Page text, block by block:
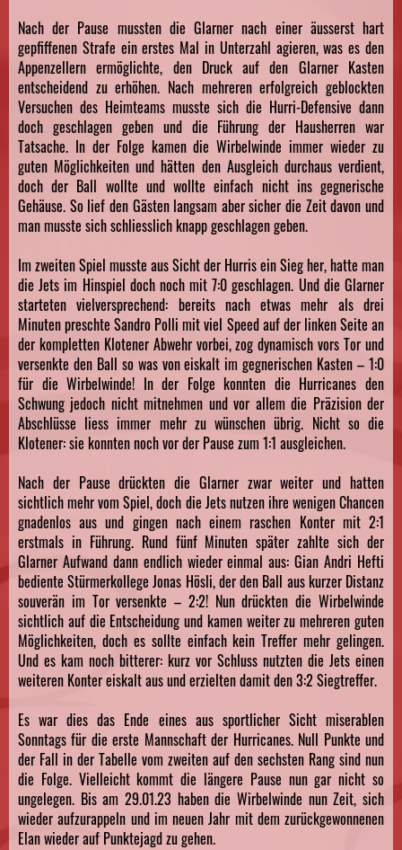
Nach der Pause mussten die Glarner nach einer äusserst hart
gepfiffenen Strafe ein erstes Mal in Unterzahl agieren, was es den
Appenzellern ermöglichte, den Druck auf den Glarner Kasten
entscheidend zu erhöhen. Nach mehreren erfolgreich geblockten
Versuchen des Heimteams musste sich die Hurri-Defensive dann
doch geschlagen geben und die Führung der Hausherren war
Tatsache. In der Folge kamen die Wirbelwinde immer wieder zu
guten Möglichkeiten und hätten den Ausgleich durchaus verdient,
doch der Ball wollte und wollte einfach nicht ins gegnerische
Gehäuse. So lief den Gästen langsam aber sicher die Zeit davon und
man musste sich schliesslich knapp geschlagen geben.
Im zweiten Spiel musste aus Sicht der Hurris ein Sieg her, hatte man
die Jets im Hinspiel doch noch mit 7:0 geschlagen. Und die Glarner
starteten vielversprechend: bereits nach etwas mehr als drei
Minuten preschte Sandro Polli mit viel Speed auf der linken Seite an
der kompletten Klotener Abwehr vorbei, zog dynamisch vors Tor und
versenkte den Ball so was von eiskalt im gegnerischen Kasten – 1:0
für die Wirbelwinde! In der Folge konnten die Hurricanes den
Schwung jedoch nicht mitnehmen und vor allem die Präzision der
Abschlüsse liess immer mehr zu wünschen übrig. Nicht so die
Klotener: sie konnten noch vor der Pause zum 1:1 ausgleichen.
Nach der Pause drückten die Glarner zwar weiter und hatten
sichtlich mehr vom Spiel, doch die Jets nutzen ihre wenigen Chancen
gnadenlos aus und gingen nach einem raschen Konter mit 2:1
erstmals in Führung. Rund fünf Minuten später zahlte sich der
Glarner Aufwand dann endlich wieder einmal aus: Gian Andri Hefti
bediente Stürmerkollege Jonas Hösli, der den Ball aus kurzer Distanz
souverän im Tor versenkte – 2:2! Nun drückten die Wirbelwinde
sichtlich auf die Entscheidung und kamen weiter zu mehreren guten
Möglichkeiten, doch es sollte einfach kein Treffer mehr gelingen.
Und es kam noch bitterer: kurz vor Schluss nutzten die Jets einen
weiteren Konter eiskalt aus und erzielten damit den 3:2 Siegtreffer.
Es war dies das Ende eines aus sportlicher Sicht miserablen
Sonntags für die erste Mannschaft der Hurricanes. Null Punkte und
der Fall in der Tabelle vom zweiten auf den sechsten Rang sind nun
die Folge. Vielleicht kommt die längere Pause nun gar nicht so
ungelegen. Bis am 29.01.23 haben die Wirbelwinde nun Zeit, sich
wieder aufzurappeln und im neuen Jahr mit dem zurückgewonnenen
Elan wieder auf Punktejagd zu gehen.